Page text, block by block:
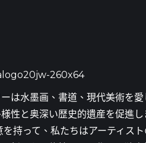
は水墨画、書道、現代美術を愛
性と奥深い歴史的遺産を促進し
を持って、私たちはアーティス